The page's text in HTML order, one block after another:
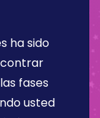
ha sido
fases
usted